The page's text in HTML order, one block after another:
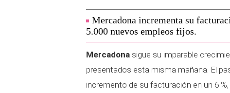
Mercadona incrementa su
5.000 nuevos empleos fijos.
Mercadona sigue su imparable
presentados esta misma mañana. El
incremento de su facturación en un 6